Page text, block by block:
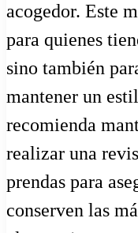
acogedor. Este
para quienes
sino también
mantener un
recomienda
realizar una
prendas para
conserven las